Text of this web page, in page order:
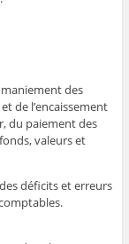
des
de l’encaissement
du paiement des
valeurs et
déficits et erreurs